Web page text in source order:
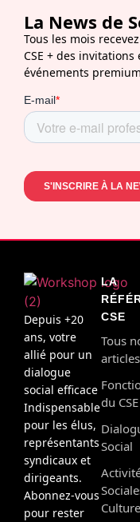
La News de
Tous les mois
CSE + des
événements premium
Depuis +20
ans, votre
allié pour un
dialogue
social efficace
Indispensable
pour les élus,
représentants
syndicaux et
dirigeants.
Abonnez-vous
pour rester
LA
CSE
Tous
articles
du CSE
Social